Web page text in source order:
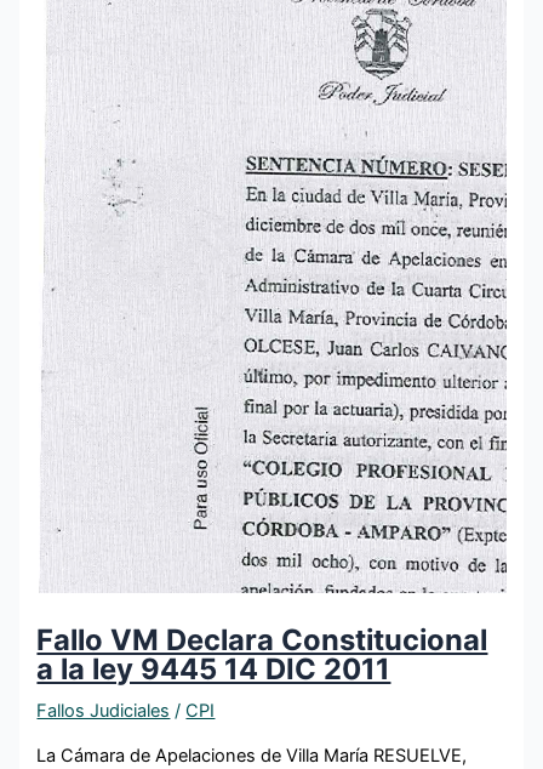
Fallo VM Declara Constitucional
a la ley 9445 14 DIC 2011
Fallos Judiciales /CPI
La Cámara de Apelaciones de Villa María RESUELVE,